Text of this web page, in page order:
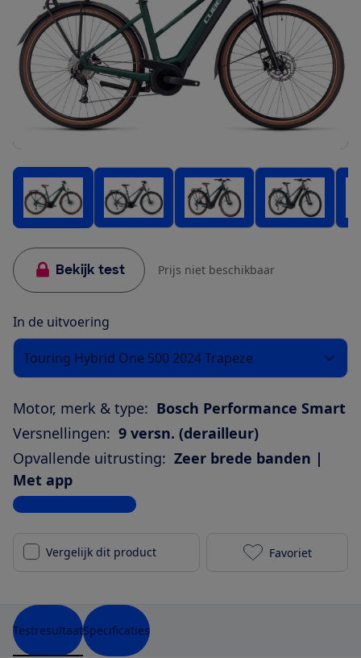
Bekijk test Prijs niet beschikbaar
In de uitvoering
Touring Hybrid One 500 2024 Trapeze
Motor, merk & type: Bosch Performance Smart
Versnellingen: 9 versn. (derailleur)
Opvallende uitrusting: Zeer brede banden |
Met app
Bekijk alle specificaties
Vergelijk dit product Cube
Favoriet
TestresultaatSpecificaties